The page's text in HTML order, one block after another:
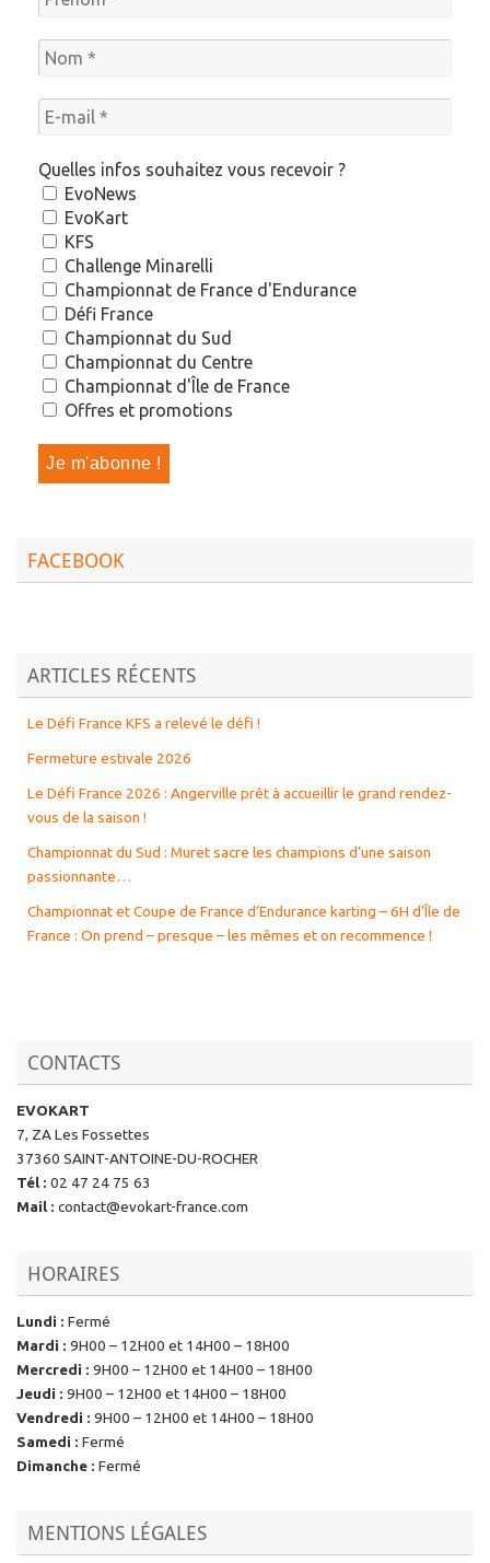
Quelles infos souhaitez vous recevoir ?
EvoNews
EvoKart
KFS
Challenge Minarelli
Championnat de France d'Endurance
Défi France
Championnat du Sud
Championnat du Centre
Championnat d'Île de France
Offres et promotions
FACEBOOK
ARTICLES RÉCENTS
Le Défi France KFS a relevé le défi !
Fermeture estivale 2026
Le Défi France 2026 : Angerville prêt à accueillir le grand rendez-
vous de la saison !
Championnat du Sud : Muret sacre les champions d’une saison
passionnante…
Championnat et Coupe de France d’Endurance karting – 6H d’Île de
France : On prend – presque – les mêmes et on recommence !
CONTACTS
EVOKART
7, ZA Les Fossettes
37360 SAINT-ANTOINE-DU-ROCHER
Tél : 02 47 24 75 63
Mail : contact@evokart-france.com
HORAIRES
Lundi : Fermé
Mardi : 9H00 – 12H00 et 14H00 – 18H00
Mercredi : 9H00 – 12H00 et 14H00 – 18H00
Jeudi : 9H00 – 12H00 et 14H00 – 18H00
Vendredi : 9H00 – 12H00 et 14H00 – 18H00
Samedi : Fermé
Dimanche : Fermé
MENTIONS LÉGALES